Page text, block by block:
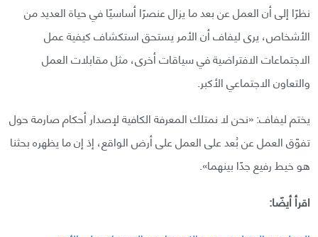
نظرًا إلى أن العمل عن بعد ما يزال عنصرًا أساسيًا في حياة العديد من
الأشخاص، يرى ليفاف أن الأمر يستحق استكشاف كيفية عمل
الاجتماعات الافتراضية في سياقات أخرى، مثل مقابلات العمل
والتعاون الاجتماعي الأكبر.
يختم ليفاف: «نحن لا نمتلك المعرفة الكافية لإصدار أحكام صارمة حول
تفوّق العمل عن بُعد على العمل على أرض الواقع، إذ إن ما يظهره بحثنا
هو خيط رفيع جدًا بينهما».
اقرأ أيضًا: